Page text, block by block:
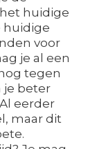
huidige
huidige
voor
je al een
tegen
je beter
eerder
maar dit